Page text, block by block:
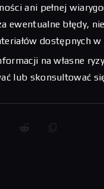
ani pełnej
ewentualne błędy,
dostępnych
na własne
lub skonsultować